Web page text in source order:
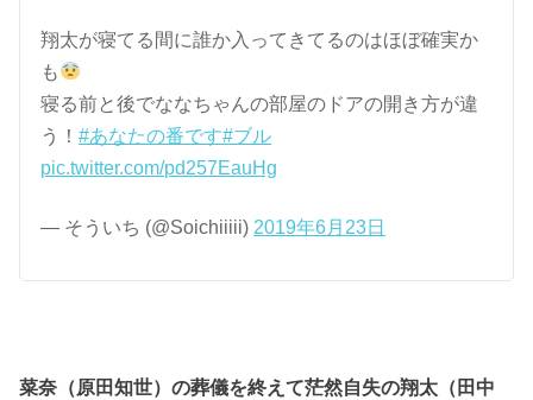
翔太が寝てる間に誰か入ってきてるのはほぼ確実か
も
寝る前と後でななちゃんの部屋のドアの開き方が違
う！#あなたの番です#ブル
pic.twitter.com/pd257EauHg
— そういち (@Soichiiiii) 2019年6月23日
菜奈（原田知世）の葬儀を終えて茫然自失の翔太（田中